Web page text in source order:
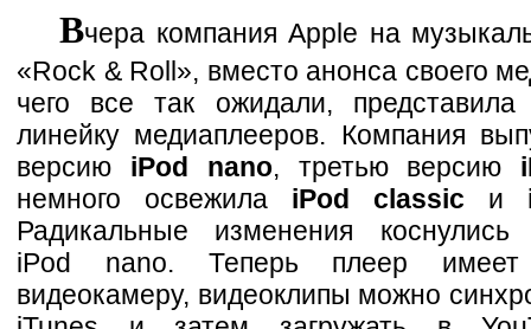
Вчера компания Apple на
«Rock & Roll», вместо анонса своего
чего все так ожидали, представила
линейку медиаплееров. Компания
версию iPod nano, третью версию
немного освежила iPod classic и
Радикальные изменения коснулись
iPod nano. Теперь плеер имеет
видеокамеру, видеоклипы можно